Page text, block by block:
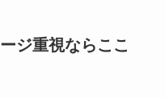
ジ重視ならここ